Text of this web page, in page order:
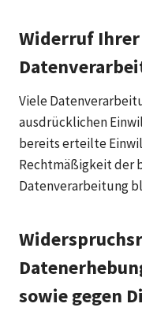
Widerruf
Viele
ausdrücklichen
bereits erteilte
Rechtmäßigkeit der
Datenverarbeitung
sowie gegen